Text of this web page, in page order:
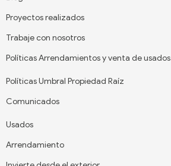
Proyectos realizados
Trabaje con nosotros
Políticas Arrendamientos y venta de usados
Políticas Umbral Propiedad Raíz
Comunicados
Usados
Arrendamiento